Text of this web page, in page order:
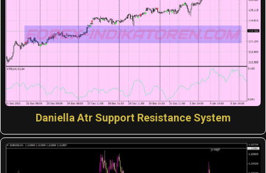
Daniella Atr Support Resistance System